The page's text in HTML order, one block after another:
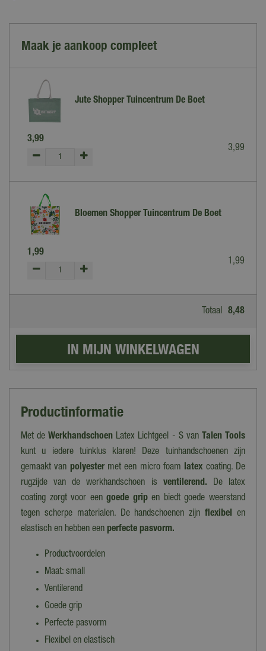
Maak je aankoop compleet
Jute Shopper Tuincentrum De Boet
3,99
3,99
Bloemen Shopper Tuincentrum De Boet
1 ,99
1 ,99
Totaal 8,48
Productinformatie
Met deWerkhandschoen Latex Lichtgeel - S van Talen Tools
kunt u iedere tuinklus klaren! Deze tuinhandschoenen zijn
gemaakt van polyestermet een micro foam latex coating. De
rugzijde van de werkhandschoen is ventilerend. De latex
coating zorgt voor eengoede gripen biedt goede weerstand
tegen scherpe materialen. De handschoenen zijnflexibel en
elastisch en hebben een perfecte pasvorm.
Productvoordelen
Maat: small
Ventilerend
Goede grip
Perfecte pasvorm
Flexibel en elastisch